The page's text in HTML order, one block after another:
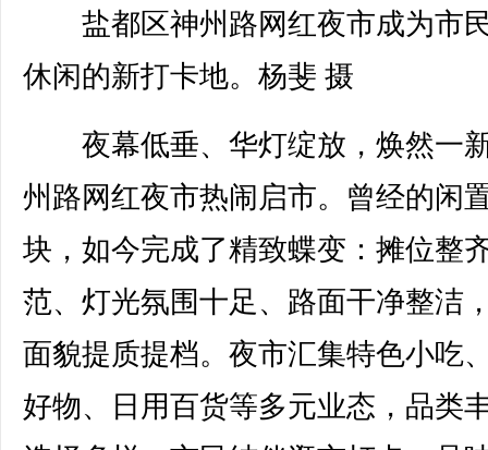
盐都区神州路网红夜市成为市
休闲的新打卡地。杨斐 摄
夜幕低垂、华灯绽放，焕然一
州路网红夜市热闹启市。曾经的闲
块，如今完成了精致蝶变：摊位整
范、灯光氛围十足、路面干净整洁
面貌提质提档。夜市汇集特色小吃
好物、日用百货等多元业态，品类